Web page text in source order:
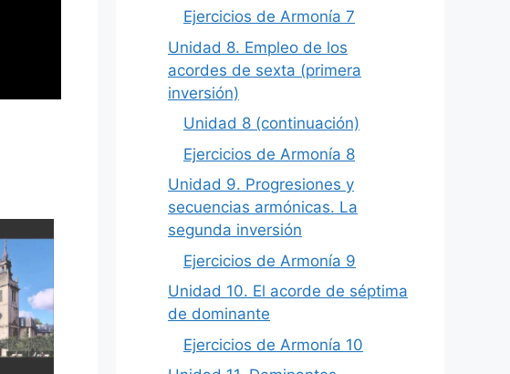
Ejercicios de Armonía 7
Unidad 8. Empleo de los
acordes de sexta (primera
inversión)
Unidad 8 (continuación)
Ejercicios de Armonía 8
Unidad 9. Progresiones y
secuencias armónicas. La
segunda inversión
Ejercicios de Armonía 9
Unidad 10. El acorde de séptima
de dominante
Ejercicios de Armonía 10